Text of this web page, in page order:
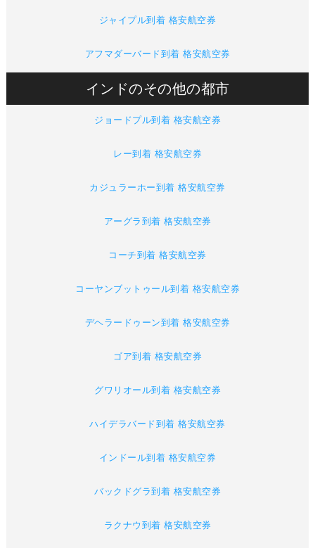
ジャイプル到着 格安航空券
アフマダーバード到着 格安航空券
インドのその他の都市
ジョードプル到着 格安航空券
レー到着 格安航空券
カジュラーホー到着 格安航空券
アーグラ到着 格安航空券
コーチ到着 格安航空券
コーヤンブットゥール到着 格安航空券
デヘラードゥーン到着 格安航空券
ゴア到着 格安航空券
グワリオール到着 格安航空券
ハイデラバード到着 格安航空券
インドール到着 格安航空券
バックドグラ到着 格安航空券
ラクナウ到着 格安航空券